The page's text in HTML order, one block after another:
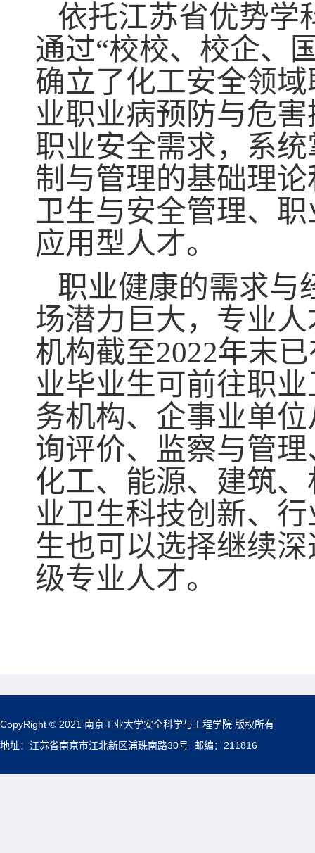
依托江苏省优势学
通过“校校、校企、
确立了化工安全领
业职业病预防与危
职业安全需求，系
制与管理的基础理
卫生与安全管理、
应用型人才。
职业健康的需求与
场潜力巨大，专业
机构截至2022年末
业毕业生可前往职
务机构、企事业单
询评价、监察与管
化工、能源、建筑
业卫生科技创新、
生也可以选择继续
级专业人才。
CopyRight © 2021 南京工业大学安全科学与工程学院 版权所有
地址：江苏省南京市江北新区浦珠南路30号 邮编：211816